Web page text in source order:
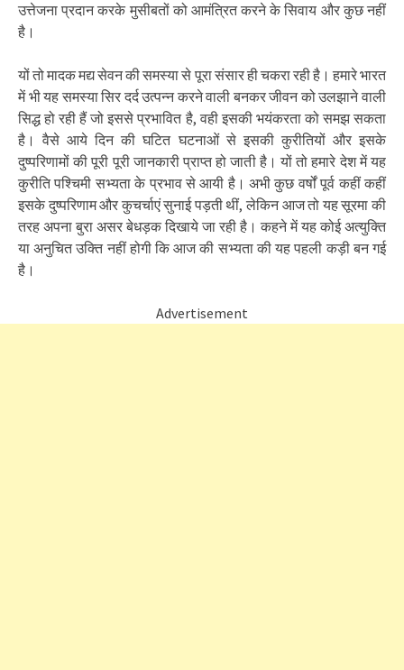
उत्तेजना प्रदान करके मुसीबतों को आमंत्रित करने के सिवाय और कुछ नहीं
है।
यों तो मादक मद्य सेवन की समस्या से पूरा संसार ही चकरा रही है। हमारे भारत
में भी यह समस्या सिर दर्द उत्पन्न करने वाली बनकर जीवन को उलझाने वाली
सिद्ध हो रही हैं जो इससे प्रभावित है, वही इसकी भयंकरता को समझ सकता
है। वैसे आये दिन की घटित घटनाओं से इसकी कुरीतियों और इसके
दुष्परिणामों की पूरी पूरी जानकारी प्राप्त हो जाती है। यों तो हमारे देश में यह
कुरीति पश्चिमी सभ्यता के प्रभाव से आयी है। अभी कुछ वर्षों पूर्व कहीं कहीं
इसके दुष्परिणाम और कुचर्चाएं सुनाई पड़ती थीं, लेकिन आज तो यह सूरमा की
तरह अपना बुरा असर बेधड़क दिखाये जा रही है। कहने में यह कोई अत्युक्ति
या अनुचित उक्ति नहीं होगी कि आज की सभ्यता की यह पहली कड़ी बन गई
है।
Advertisement